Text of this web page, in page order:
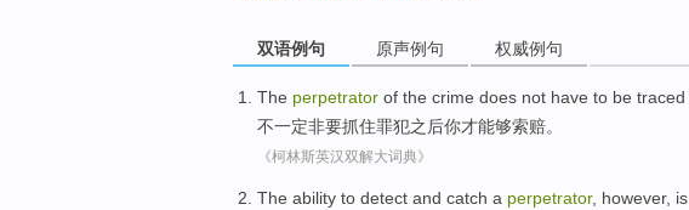
双语例句 原声例句 权威例句
The perpetrator of the crime does not have to be traced
不一定非要抓住罪犯之后你才能够索赔。
《柯林斯英汉双解大词典》
The ability to detect and catch a perpetrator, however, is